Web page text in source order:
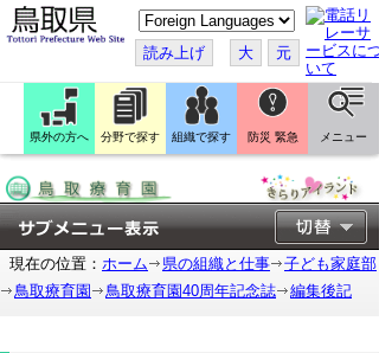
こ
の
ペ
ー
ジ
翻
訳
す
読み上げ 大 元
県外の方へ 分野で探す 組織で探す 防災 緊急 メニュー
現在の位置： ホーム 県の組織と仕事
子ども家庭部
鳥取療育園
鳥取療育園40周年記念誌 編集後記